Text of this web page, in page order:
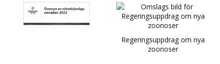
Regeringsuppdrag om nya
zoonoser